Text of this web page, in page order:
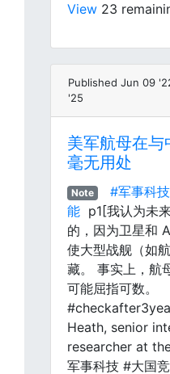
View 23
Published Jun 09
'25
美军航母在
毫无用处
Note #军事科技
能 p1[我认为未
的，因为卫星和
使大型战舰（如
藏。 事实上，航
可能屈指可数。
Heath, senior
researcher at
军事科技 #大国